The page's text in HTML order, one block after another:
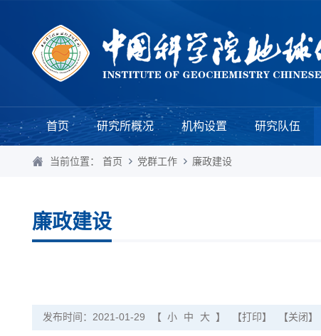
首页 研究所概况 机构设置 研究队伍
当前位置： 首页 党群工作 廉政建设
廉政建设
发布时间：2021-01-29 【 小 中 大 】 【打印】 【关闭】